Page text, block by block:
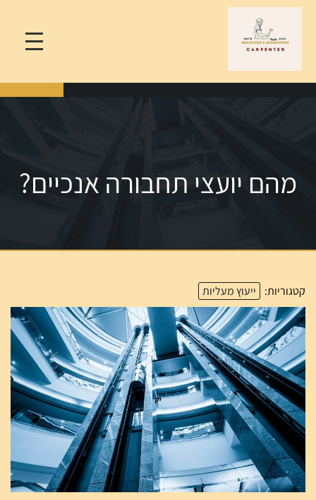
מהם יועצי תחבורה אנכיים?
קטגוריות: ייעוץ מעליות